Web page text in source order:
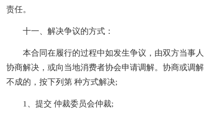
责任。
十一、解决争议的方式：
本合同在履行的过程中如发生争议，由双方当事人
协商解决，或向当地消费者协会申请调解。协商或调解
不成的，按下列第 种方式解决;
1、提交 仲裁委员会仲裁;